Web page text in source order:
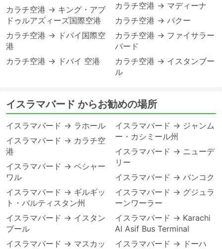
カラチ空港 → キング・アブ
ドゥルアズィーズ国際空港
カラチ空港 → ドバイ国際空
港
カラチ空港 → ドバイ 空港
カラチ空港 → マディーナ
カラチ空港 → バクー
カラチ空港 → ファイサラー
バード
カラチ空港 → イスタンブー
ル
イスラマバード からお勧めの場所
イスラマバード → ラホール
イスラマバード → カラチ空
港
イスラマバード → ペシャー
ワル
イスラマバード → ギルギッ
ト・バルティスタン州
イスラマバード → イスタン
ブール
イスラマバード → マスカッ
イスラマバード → ジャンム
ー・カシミール州
イスラマバード → ニューデ
リー
イスラマバード → バンコク
イスラマバード → グジュラ
ーンワーラー
イスラマバード → Karachi
Al Asif Bus Terminal
イスラマバード → ドーハ